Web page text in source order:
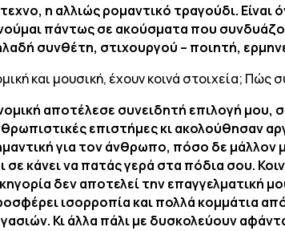
η αλλιώς ρομαντικό τραγούδι.
πάντως σε ακούσματα που
συνθέτη, στιχουργού – ποιητή,
και μουσική, έχουν κοινά στοιχεία; Πώς
αποτέλεσε συνειδητή επιλογή
επιστήμες κι ακολούθησαν
για τον άνθρωπο, πόσο δε
σε κάνει να πατάς γερά στα πόδια σου.
δεν αποτελεί την επαγγελματική
ισορροπία και πολλά κομμάτια
Κι άλλα πάλι με δυσκολεύουν